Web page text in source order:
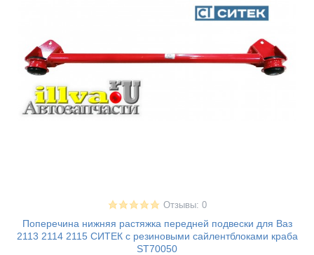
Отзывы: 0
Поперечина нижняя растяжка передней подвески для Ваз
2113 2114 2115 СИТЕК с резиновыми сайлентблоками краба
ST70050